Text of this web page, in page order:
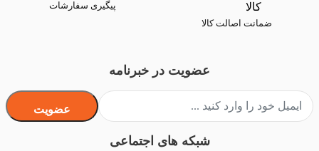
ضمانت اصالت کالا
پیگیری سفارشات
عضویت در خبرنامه
عضویت
شبکه های اجتماعی